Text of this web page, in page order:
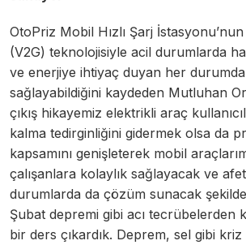
OtoPriz Mobil Hızlı Şarj
(V2G) teknolojisiyle acil durumlarda
ve enerjiye ihtiyaç duyan her
sağlayabildiğini kaydeden Mutluhan
çıkış hikayemiz elektrikli araç
kalma tedirginliğini gidermek olsa da
kapsamını genişleterek mobil
çalışanlara kolaylık sağlayacak ve
durumlarda da çözüm sunacak
Şubat depremi gibi acı tecrübelerden
bir ders çıkardık. Deprem, sel gibi kriz